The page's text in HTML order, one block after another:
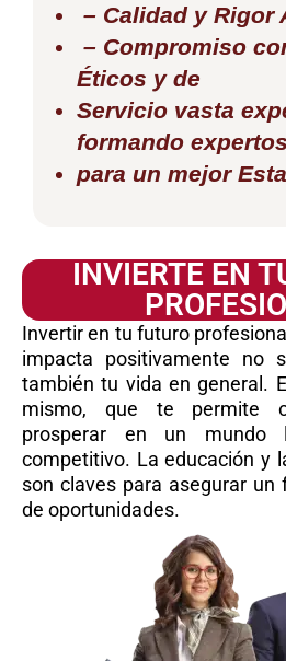
– Calidad y Rigor
– Compromiso
Éticos y de
Servicio vasta
formando expertos
para un mejor
INVIERTE EN
Invertir en tu futuro
impacta positivamente no
también tu vida en general.
mismo, que te permite
prosperar en un mundo
competitivo. La educación y
son claves para asegurar
de oportunidades.